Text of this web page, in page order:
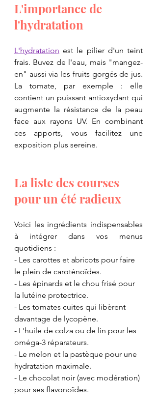
​L'importance de
l'hydratation
L'hydratation est le pilier d'un teint
frais. Buvez de l'eau, mais "mangez-
en" aussi via les fruits gorgés de jus.
La tomate, par exemple : elle
contient un puissant antioxydant qui
augmente la résistance de la peau
face aux rayons UV. En combinant
ces apports, vous facilitez une
exposition plus sereine.
​La liste des courses
pour un été radieux
​Voici les ingrédients indispensables
à intégrer dans vos menus
quotidiens :
​- Les carottes et abricots pour faire
le plein de caroténoïdes.
- ​Les épinards et le chou frisé pour
la lutéine protectrice.
- ​Les tomates cuites qui libèrent
davantage de lycopène.
​- L'huile de colza ou de lin pour les
oméga-3 réparateurs.
- ​Le melon et la pastèque pour une
hydratation maximale.
- ​Le chocolat noir (avec modération)
pour ses flavonoïdes.